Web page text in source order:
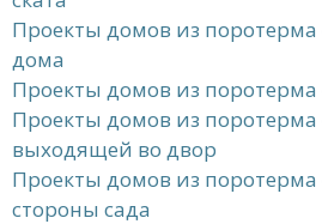
Проекты домов из поротерма
дома
Проекты домов из поротерма
Проекты домов из поротерма
выходящей во двор
Проекты домов из поротерма
стороны сада